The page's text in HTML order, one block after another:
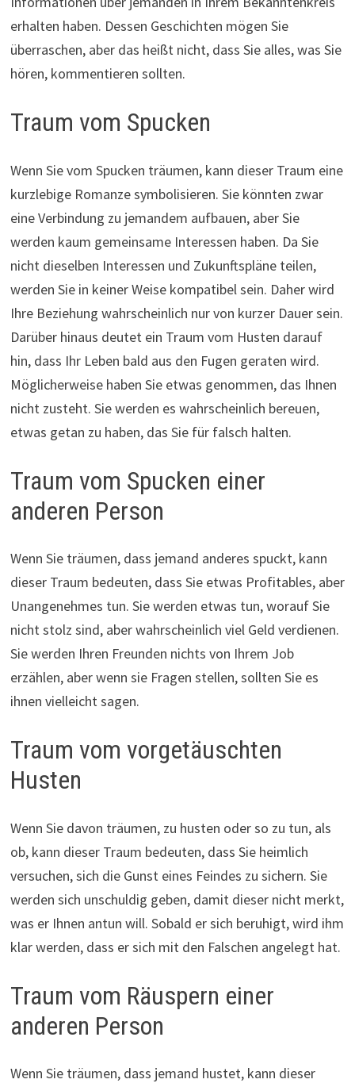
erhalten haben. Dessen Geschichten mögen Sie
überraschen, aber das heißt nicht, dass Sie alles, was Sie
hören, kommentieren sollten.
Traum vom Spucken
Wenn Sie vom Spucken träumen, kann dieser Traum eine
kurzlebige Romanze symbolisieren. Sie könnten zwar
eine Verbindung zu jemandem aufbauen, aber Sie
werden kaum gemeinsame Interessen haben. Da Sie
nicht dieselben Interessen und Zukunftspläne teilen,
werden Sie in keiner Weise kompatibel sein. Daher wird
Ihre Beziehung wahrscheinlich nur von kurzer Dauer sein.
Darüber hinaus deutet ein Traum vom Husten darauf
hin, dass Ihr Leben bald aus den Fugen geraten wird.
Möglicherweise haben Sie etwas genommen, das Ihnen
nicht zusteht. Sie werden es wahrscheinlich bereuen,
etwas getan zu haben, das Sie für falsch halten.
Traum vom Spucken einer
anderen Person
Wenn Sie träumen, dass jemand anderes spuckt, kann
dieser Traum bedeuten, dass Sie etwas Profitables, aber
Unangenehmes tun. Sie werden etwas tun, worauf Sie
nicht stolz sind, aber wahrscheinlich viel Geld verdienen.
Sie werden Ihren Freunden nichts von Ihrem Job
erzählen, aber wenn sie Fragen stellen, sollten Sie es
ihnen vielleicht sagen.
Traum vom vorgetäuschten
Husten
Wenn Sie davon träumen, zu husten oder so zu tun, als
ob, kann dieser Traum bedeuten, dass Sie heimlich
versuchen, sich die Gunst eines Feindes zu sichern. Sie
werden sich unschuldig geben, damit dieser nicht merkt,
was er Ihnen antun will. Sobald er sich beruhigt, wird ihm
klar werden, dass er sich mit den Falschen angelegt hat.
Traum vom Räuspern einer
anderen Person
Wenn Sie träumen, dass jemand hustet, kann dieser